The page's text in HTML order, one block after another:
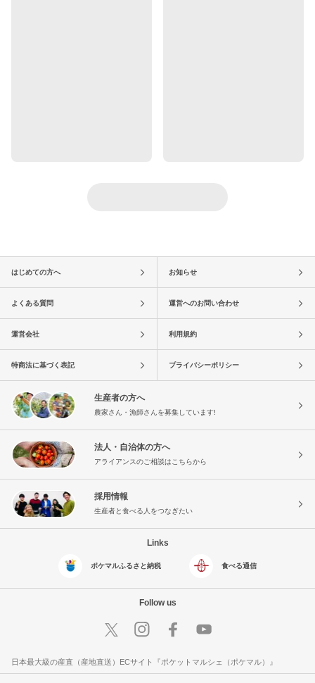
はじめての方へ お知らせ
よくある質問 運営へのお問い合わせ
運営会社 利用規約
特商法に基づく表記 プライバシーポリシー
生産者の方へ
農家さん・漁師さんを募集しています!
法人・自治体の方へ
アライアンスのご相談はこちらから
採用情報
生産者と食べる人をつなぎたい
Links
ポケマルふるさと納税 食べる通信
Follow us
日本最大級の産直（産地直送）ECサイト『ポケットマルシェ（ポケマル）』